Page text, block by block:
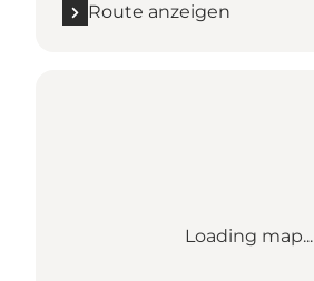
Route anzeigen
Loading map...